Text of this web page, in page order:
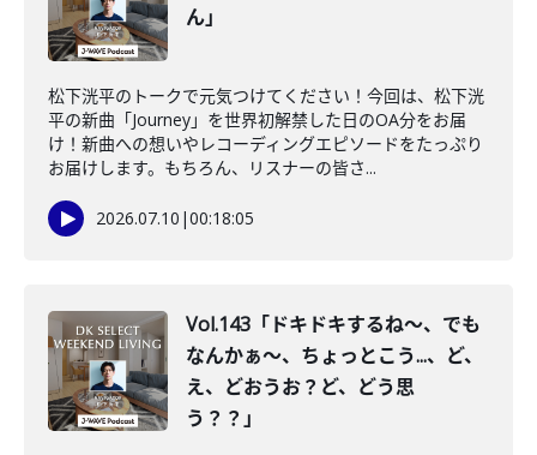
ん」
松下洸平のトークで元気つけてください！今回は、松下洸
平の新曲「Journey」を世界初解禁した日のOA分をお届
け！新曲への想いやレコーディングエピソードをたっぷり
お届けします。もちろん、リスナーの皆さ...
2026.07.10 |00:18:05
Vol.143「ドキドキするね〜、でも
なんかぁ〜、ちょっとこう...、ど、
え、どおうお？ど、どう思
う？？」